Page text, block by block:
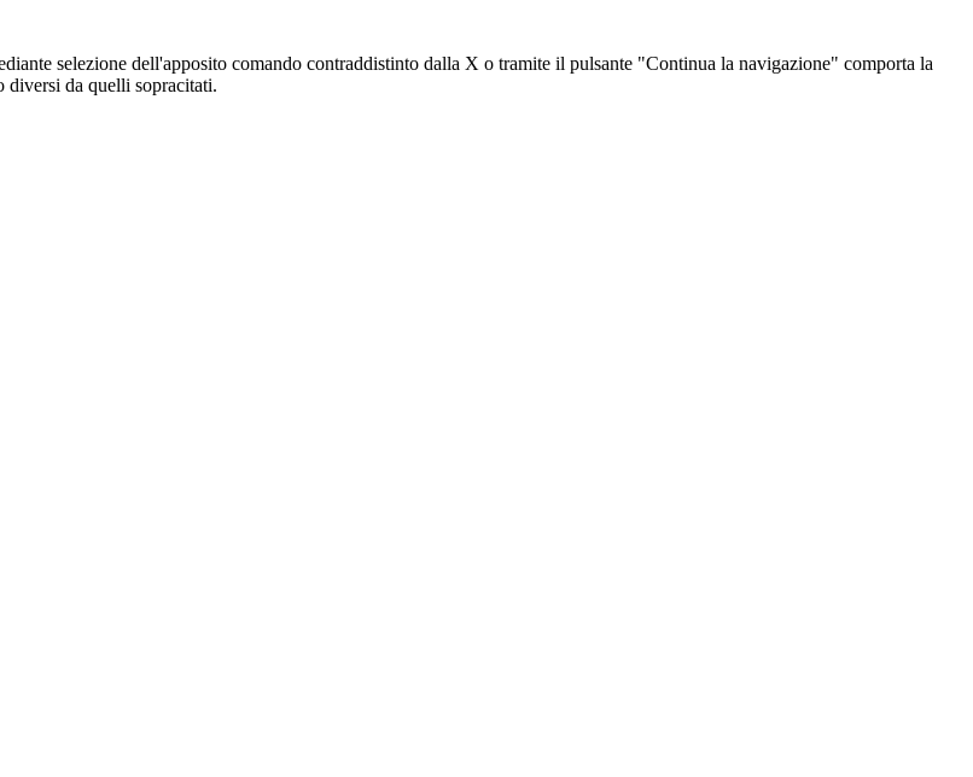
selezione dell'apposito comando contraddistinto dalla X o tramite il pulsante "Continua la navigazione" comporta la
diversi da quelli sopracitati.